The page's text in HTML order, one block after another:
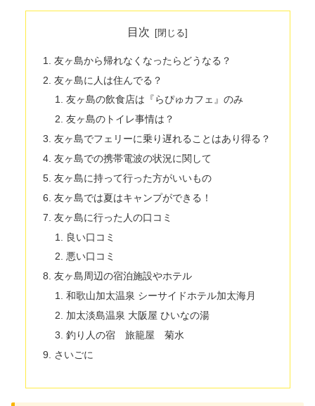
目次
友ヶ島から帰れなくなったらどうなる？
友ヶ島に人は住んでる？
友ヶ島の飲食店は『らぴゅカフェ』のみ
友ヶ島のトイレ事情は？
友ヶ島でフェリーに乗り遅れることはあり得る？
友ヶ島での携帯電波の状況に関して
友ヶ島に持って行った方がいいもの
友ヶ島では夏はキャンプができる！
友ヶ島に行った人の口コミ
良い口コミ
悪い口コミ
友ヶ島周辺の宿泊施設やホテル
和歌山加太温泉 シーサイドホテル加太海月
加太淡島温泉 大阪屋 ひいなの湯
釣り人の宿 旅籠屋 菊水
さいごに